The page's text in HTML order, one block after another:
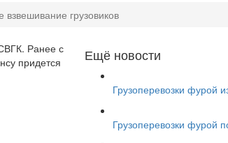
взвешивание грузовиков
Ранее с
придется
Ещё новости
Грузоперевозки фурой
Грузоперевозки фурой